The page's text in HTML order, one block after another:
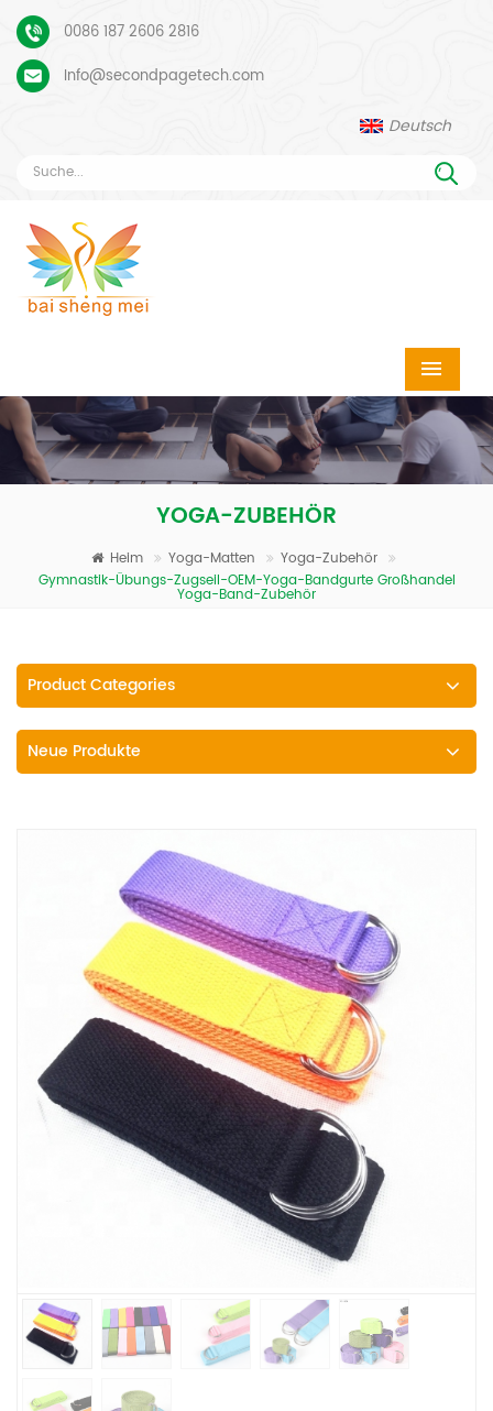
0086 187 2606 2816
Info@secondpagetech.com
Deutsch
YOGA-ZUBEHÖR
Heim Yoga-Matten
Yoga-Zubehör
Gymnastik-Übungs-Zugseil-OEM-Yoga-Bandgurte Großhandel
Yoga-Band-Zubehör
Product Categories
Neue Produkte